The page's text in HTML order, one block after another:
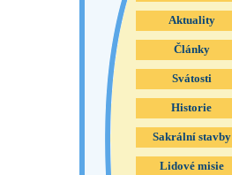
Aktuality
Články
Svátosti
Historie
Sakrální stavby
Lidové misie